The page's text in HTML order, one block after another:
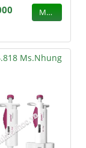
MUA
Ms.Nhung